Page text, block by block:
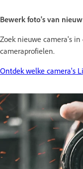
Bewerk foto's van
Zoek nieuwe camera's
cameraprofielen.
Ontdek welke camera's